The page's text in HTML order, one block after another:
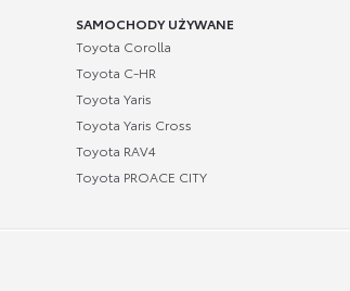
SAMOCHODY UŻYWANE
Toyota Corolla
Toyota C-HR
Toyota Yaris
Toyota Yaris Cross
Toyota RAV4
Toyota PROACE CITY